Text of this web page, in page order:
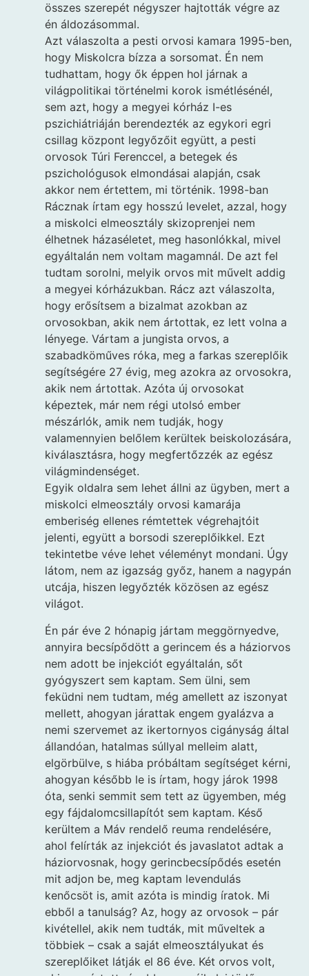
összes szerepét négyszer hajtották végre az
én áldozásommal.
Azt válaszolta a pesti orvosi kamara 1995-ben,
hogy Miskolcra bízza a sorsomat. Én nem
tudhattam, hogy ők éppen hol járnak a
világpolitikai történelmi korok ismétlésénél,
sem azt, hogy a megyei kórház I-es
pszichiátriáján berendezték az egykori egri
csillag központ legyőzőit együtt, a pesti
orvosok Túri Ferenccel, a betegek és
pszichológusok elmondásai alapján, csak
akkor nem értettem, mi történik. 1998-ban
Rácznak írtam egy hosszú levelet, azzal, hogy
a miskolci elmeosztály skizoprenjei nem
élhetnek házaséletet, meg hasonlókkal, mivel
egyáltalán nem voltam magamnál. De azt fel
tudtam sorolni, melyik orvos mit művelt addig
a megyei kórházukban. Rácz azt válaszolta,
hogy erősítsem a bizalmat azokban az
orvosokban, akik nem ártottak, ez lett volna a
lényege. Vártam a jungista orvos, a
szabadköműves róka, meg a farkas szereplőik
segítségére 27 évig, meg azokra az orvosokra,
akik nem ártottak. Azóta új orvosokat
képeztek, már nem régi utolsó ember
mészárlók, amik nem tudják, hogy
valamennyien belőlem kerültek beiskolozására,
kiválasztásra, hogy megfertőzzék az egész
világmindenséget.
Egyik oldalra sem lehet állni az ügyben, mert a
miskolci elmeosztály orvosi kamarája
emberiség ellenes rémtettek végrehajtóit
jelenti, együtt a borsodi szereplőikkel. Ezt
tekintetbe véve lehet véleményt mondani. Úgy
látom, nem az igazság győz, hanem a nagypán
utcája, hiszen legyőzték közösen az egész
világot.
Én pár éve 2 hónapig jártam meggörnyedve,
annyira becsípődött a gerincem és a háziorvos
nem adott be injekciót egyáltalán, sőt
gyógyszert sem kaptam. Sem ülni, sem
feküdni nem tudtam, még amellett az iszonyat
mellett, ahogyan járattak engem gyalázva a
nemi szervemet az ikertornyos cigányság által
állandóan, hatalmas súllyal melleim alatt,
elgörbülve, s hiába próbáltam segítséget kérni,
ahogyan később le is írtam, hogy járok 1998
óta, senki semmit sem tett az ügyemben, még
egy fájdalomcsillapítót sem kaptam. Késő
kerültem a Máv rendelő reuma rendelésére,
ahol felírták az injekciót és javaslatot adtak a
háziorvosnak, hogy gerincbecsípődés esetén
mit adjon be, meg kaptam levendulás
kenőcsöt is, amit azóta is mindig íratok. Mi
ebből a tanulság? Az, hogy az orvosok – pár
kivétellel, akik nem tudták, mit műveltek a
többiek – csak a saját elmeosztályukat és
szereplőiket látják el 86 éve. Két orvos volt,